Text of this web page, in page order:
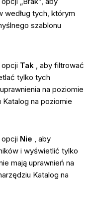
według tych, którym
szablonu
Tak
, aby filtrować
tylko tych
na poziomie
Katalog na poziomie
Nie , aby
i wyświetlić tylko
mają uprawnień na
Katalog na